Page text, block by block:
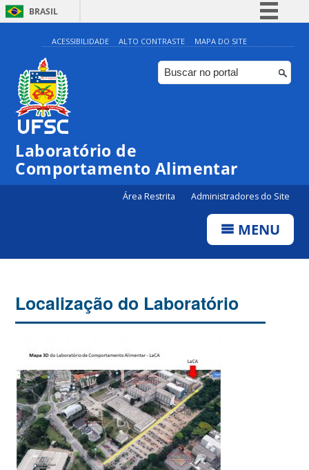
BRASIL
Simplifique!
Comunica BR
Participe
ACESSIBILIDADE ALTO CONTRASTE MAPA DO SITE
Laboratório de
Comportamento Alimentar
Área Restrita Administradores do Site
MENU
Localização do Laboratório